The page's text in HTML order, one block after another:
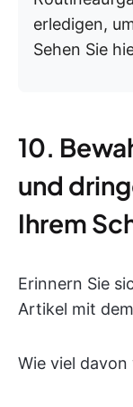
erledigen,
Sehen Sie
10.
und
Ihrem
Erinnern Sie
Artikel mit
Wie viel